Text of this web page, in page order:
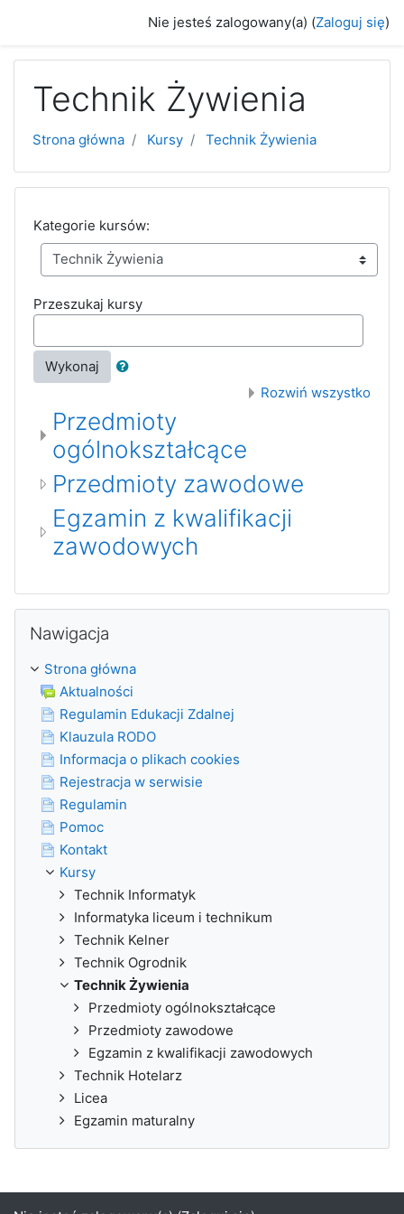
Nie jesteś zalogowany(a) (Zaloguj się)
Technik Żywienia
Strona główna Kursy Technik Żywienia
Kategorie kursów:
Przeszukaj kursy
Wykonaj
Rozwiń wszystko
Przedmioty
ogólnokształcące
Przedmioty zawodowe
Egzamin z kwalifikacji
zawodowych
Nawigacja
Strona główna
Aktualności
Regulamin Edukacji Zdalnej
Klauzula RODO
Informacja o plikach cookies
Rejestracja w serwisie
Regulamin
Pomoc
Kontakt
Kursy
Technik Informatyk
Informatyka liceum i technikum
Technik Kelner
Technik Ogrodnik
Technik Żywienia
Przedmioty ogólnokształcące
Przedmioty zawodowe
Egzamin z kwalifikacji zawodowych
Technik Hotelarz
Licea
Egzamin maturalny